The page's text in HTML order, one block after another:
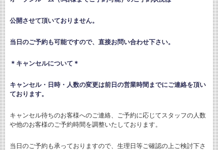
公開させて頂いておりません。
当日のご予約も可能ですので、直接お問い合わせ下さい。
＊キャンセルについて＊
キャンセル・日時・人数の変更は前日の営業時間までにご連絡を頂い
ております。
キャンセル待ちのお客様へのご連絡、ご予約に応じてスタッフの人数
や他のお客様のご予約時間を調整いたしております。
当日のご予約も承っておりますので、生理日等ご確認の上ご検討下さ